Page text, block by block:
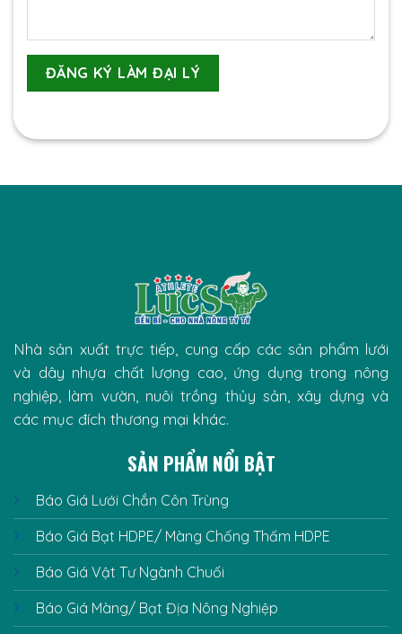
Nhà sản xuất trực tiếp, cung cấp các sản phẩm lưới
và dây nhựa chất lượng cao, ứng dụng trong nông
nghiệp, làm vườn, nuôi trồng thủy sản, xây dựng và
các mục đích thương mại khác.
SẢN PHẨM NỔI BẬT
Báo Giá Lưới Chắn Côn Trùng
Báo Giá Bạt HDPE/ Màng Chống Thấm HDPE
Báo Giá Vật Tư Ngành Chuối
Báo Giá Màng/ Bạt Địa Nông Nghiệp